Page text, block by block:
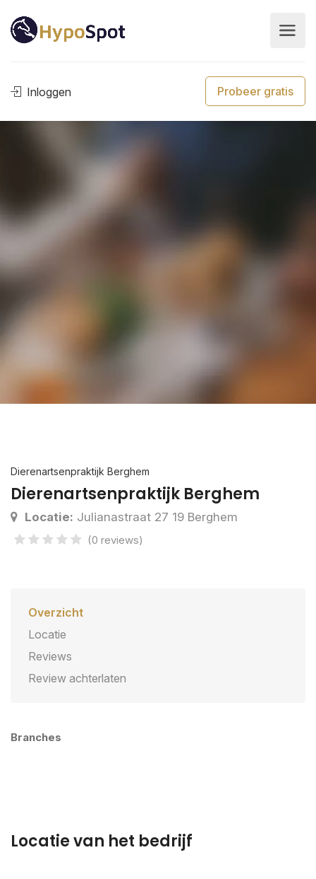
Inloggen Probeer gratis
Dierenartsenpraktijk Berghem
Dierenartsenpraktijk Berghem
Locatie: Julianastraat 27 19 Berghem
(0 reviews)
Overzicht
Locatie
Reviews
Review achterlaten
Branches
Locatie van het bedrijf